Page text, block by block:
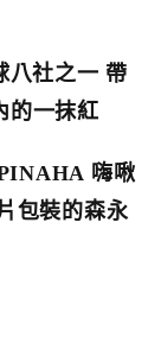
八社之一 帶
的一抹紅
嗨啾
包裝的森永